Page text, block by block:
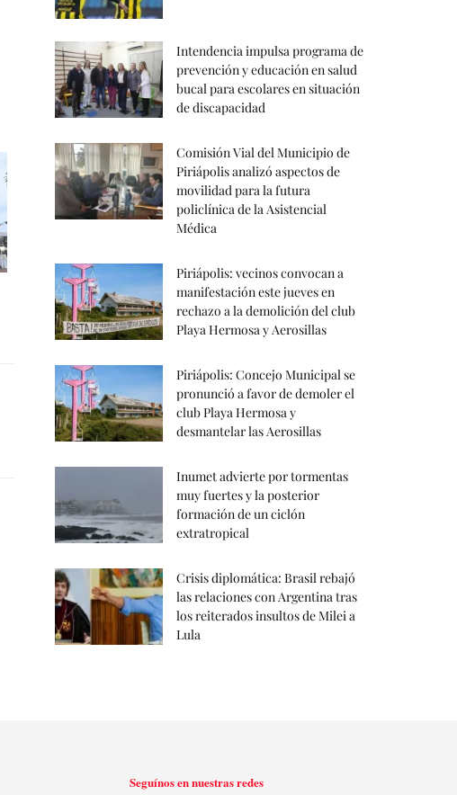
Intendencia impulsa programa de
prevención y educación en salud
bucal para escolares en situación
de discapacidad
Comisión Vial del Municipio de
Piriápolis analizó aspectos de
movilidad para la futura
policlínica de la Asistencial
Médica
Piriápolis: vecinos convocan a
manifestación este jueves en
rechazo a la demolición del club
Playa Hermosa y Aerosillas
Piriápolis: Concejo Municipal se
pronunció a favor de demoler el
club Playa Hermosa y
desmantelar las Aerosillas
Inumet advierte por tormentas
muy fuertes y la posterior
formación de un ciclón
extratropical
Crisis diplomática: Brasil rebajó
las relaciones con Argentina tras
los reiterados insultos de Milei a
Lula
Seguínos en nuestras redes